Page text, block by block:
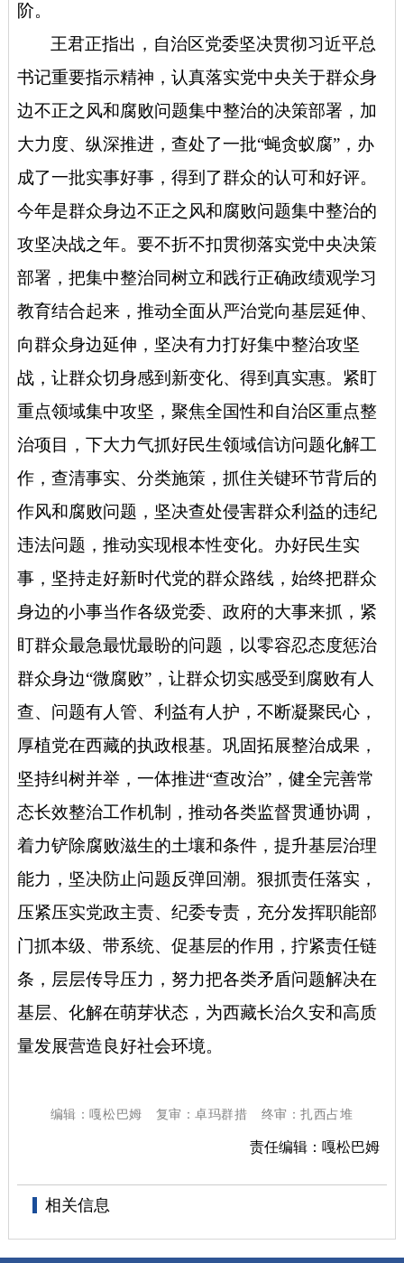
阶。
王君正指出， 自治区党委坚决贯彻习近平总
书记重要指示精神，认真落实党中央关于群众身
边不正之风和腐败问题集中整治的决策部署，加
大力度、纵深推进，查处了一批“蝇贪蚁腐”，办
成了一批实事好事，得到了群众的认可和好评。
今年是群众身边不正之风和腐败问题集中整治的
攻坚决战之年。 要不折不扣贯彻落实党中央决策
部署， 把集中整治同树立和践行正确政绩观学习
教育结合起来，推动全面从严治党向基层延伸、
向群众身边延伸，坚决有力打好集中整治攻坚
战，让群众切身感到新变化、得到真实惠。
紧盯
重点领域集中攻坚， 聚焦全国性和自治区重点整
治项目，下大力气抓好民生领域信访问题化解工
作，查清事实、分类施策，抓住关键环节背后的
作风和腐败问题，坚决查处侵害群众利益的违纪
违法问题，推动实现根本性变化。 办好民生实
事， 坚持走好新时代党的群众路线，始终把群众
身边的小事当作各级党委、政府的大事来抓，紧
盯群众最急最忧最盼的问题，以零容忍态度惩治
群众身边“微腐败”，让群众切实感受到腐败有人
查、问题有人管、利益有人护，不断凝聚民心，
厚植党在西藏的执政根基。 巩固拓展整治成果，
坚持纠树并举，一体推进“查改治”，健全完善常
态长效整治工作机制，推动各类监督贯通协调，
着力铲除腐败滋生的土壤和条件，提升基层治理
能力，坚决防止问题反弹回潮。 狠抓责任落实，
压紧压实党政主责、纪委专责，充分发挥职能部
门抓本级、带系统、促基层的作用，拧紧责任链
条，层层传导压力，努力把各类矛盾问题解决在
基层、化解在萌芽状态，为西藏长治久安和高质
量发展营造良好社会环境。
编辑：嘎松巴姆 复审：卓玛群措 终审：扎西占堆
责任编辑：嘎松巴姆
相关信息